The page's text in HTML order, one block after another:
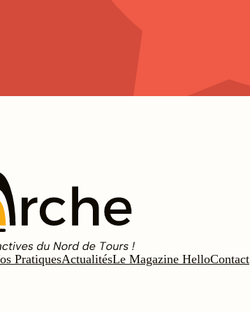
PratiquesActualitésLe Magazine HelloContact